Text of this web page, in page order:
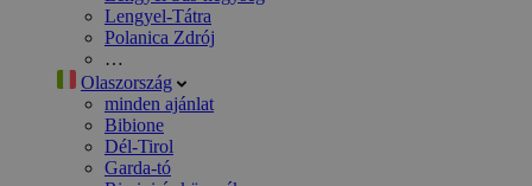
Lengyel-Tátra
Polanica Zdrój
…
Olaszország
minden ajánlat
Bibione
Dél-Tirol
Garda-tó